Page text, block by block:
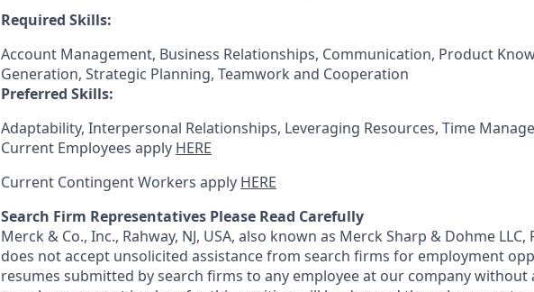
Required Skills:
Account Management, Business Relationships, Communication, Product
Generation, Strategic Planning, Teamwork and Cooperation
Preferred Skills:
Adaptability, Interpersonal Relationships, Leveraging Resources, Time
Current Employees apply HERE
Current Contingent Workers apply HERE
Search Firm Representatives Please Read Carefully
Merck & Co., Inc., Rahway, NJ, USA, also known as Merck Sharp & Dohme LLC,
does not accept unsolicited assistance from search firms for employment
resumes submitted by search firms to any employee at our company without